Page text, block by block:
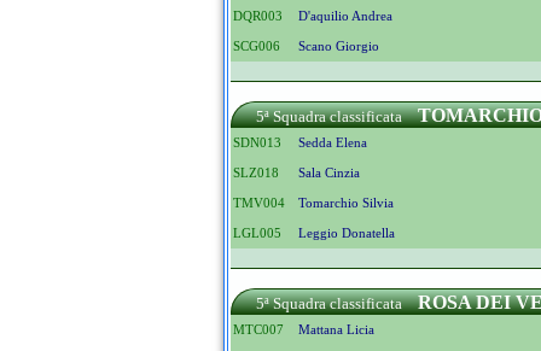
DQR003 D'aquilio Andrea
SCG006 Scano Giorgio
5ª Squadra classificata
SDN013 Sedda Elena
SLZ018 Sala Cinzia
TMV004 Tomarchio Silvia
LGL005 Leggio Donatella
5ª Squadra classificata ROSA DEI
MTC007 Mattana Licia